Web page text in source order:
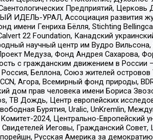
Предприятий,
ИДЕЛЬ-УРАЛ, Ассоциация развития
имени Генриха Бёлля, Stichting
22 Foundation, Канадский
научный центр им Вудро Вильсона,
Медуза, Фонд Андрея Сахарова,
с гражданским движением в России
Беллона, Союз жителей
Агора, Всемирный фонд природы,
дом прав человека имени Бориса
ТВ Дождь, Центр европейских
Бурятия, Uralic, UnKremlin,
2024, Центрально-Европейский
Свидетелей Иеговы, Гражданский
Русская Америка за